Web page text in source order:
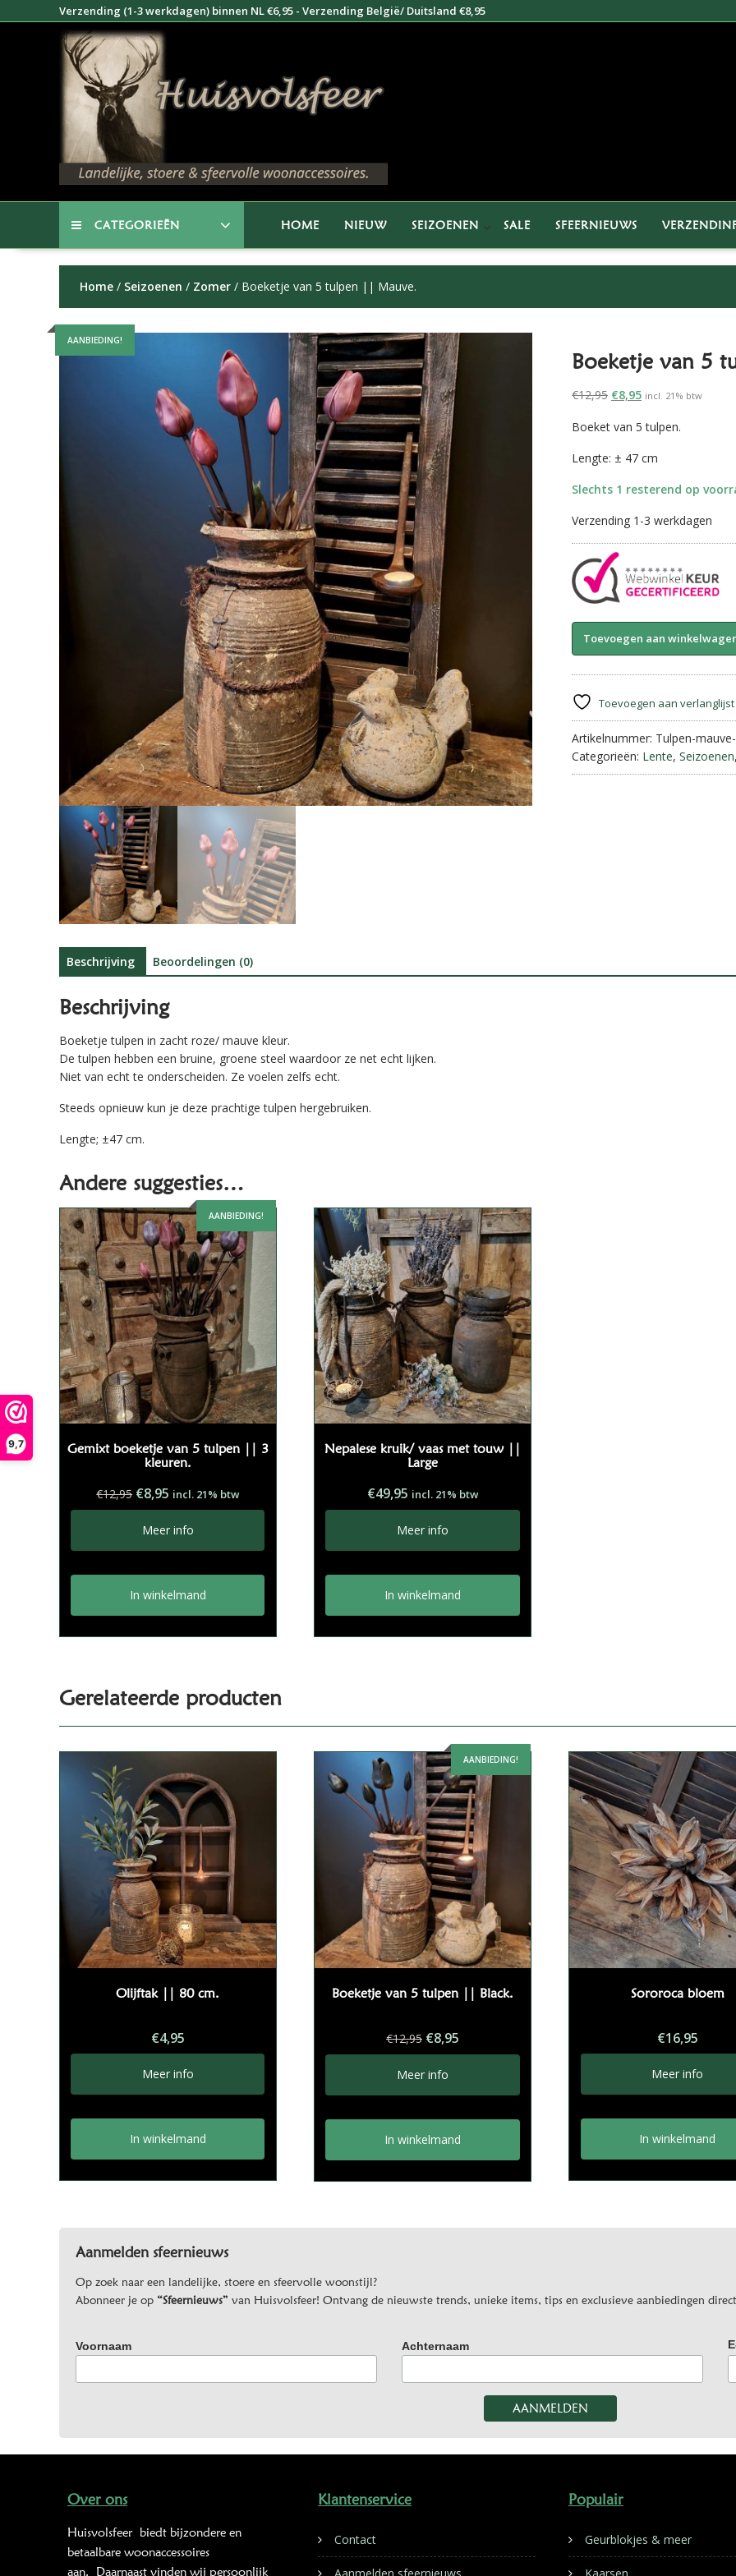
9,7
naar
Verzending (1-3 werkdagen) binnen NL €6,95 - Verzending België/ Duitsland €8,95
CATEGORIEËN HOME NIEUW SEIZOENEN SALE SFEERNIEUWS
Home / Seizoenen / Zomer / Boeketje van 5 tulpen || Mauve.
AANBIEDING!
Boeketje van 5
€12,95 Oorspronkelijke
was:
€8,95Huidige
is:
incl. 21% btw
Boeket van 5 tulpen.
Lengte: ± 47 cm
Slechts 1 resterend op
Verzending 1-3 werkdagen
||
Mauve.
aantal
Toevoegen aan
Toevoegen aan verlanglijst
Artikelnummer: Tulpen-
Categorieën: Lente, Seizoenen,
Beschrijving Beoordelingen (0)
Beschrijving
Boeketje tulpen in zacht roze/ mauve kleur.
De tulpen hebben een bruine, groene steel waardoor ze net echt lijken.
Niet van echt te onderscheiden. Ze voelen zelfs echt.
Steeds opnieuw kun je deze prachtige tulpen hergebruiken.
Lengte; ±47 cm.
Andere suggesties…
AANBIEDING!
Gemixt boeketje van 5 tulpen || 3
kleuren.
€12,95 Oorspronkelijke
prijs
was:
€12,95.
€8,95 Huidige
prijs
is:
€8,95.
incl. 21% btw
Meer info
In winkelmand
Nepalese kruik/ vaas met touw ||
Large
€49,95 incl. 21% btw
Meer info
In winkelmand
Gerelateerde producten
Olijftak || 80 cm.
€4,95
Meer info
In winkelmand
AANBIEDING!
Boeketje van 5 tulpen || Black.
€12,95 Oorspronkelijke
prijs
was:
€12,95.
€8,95Huidige
prijs
€8,95.
Meer info
In winkelmand
Sororoca bloem
€16,95
Meer info
In winkelmand
Aanmelden sfeernieuws
Op zoek naar een landelijke, stoere en sfeervolle woonstijl?
Abonneer je op “Sfeernieuws” van Huisvolsfeer! Ontvang de nieuwste trends, unieke items, tips en exclusieve aanbiedingen
Voornaam Achternaam
Over ons
Huisvolsfeer biedt bijzondere en
betaalbare woonaccessoires
aan. Daarnaast vinden wij persoonlijk
Klantenservice
Contact
Aanmelden sfeernieuws
Populair
Geurblokjes & meer
Kaarsen